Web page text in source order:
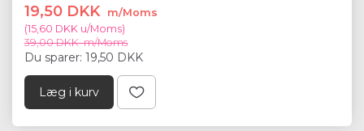
19,50 DKK m/Moms
(15,60 DKK u/Moms)
39,00 DKKm/Moms
Du sparer: 19,50 DKK
Læg i kurv